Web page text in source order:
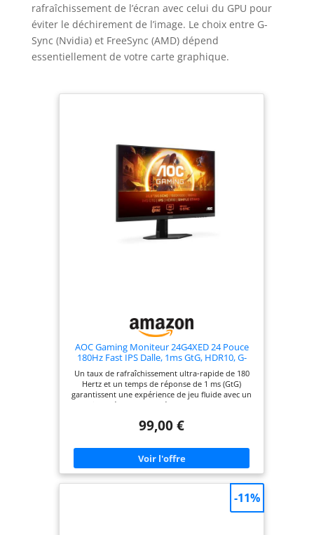
rafraîchissement de l’écran avec celui du GPU pour
éviter le déchirement de l’image. Le choix entre G-
Sync (Nvidia) et FreeSync (AMD) dépend
essentiellement de votre carte graphique.
AOC Gaming Moniteur 24G4XED 24 Pouce
180Hz Fast IPS Dalle, 1ms GtG, HDR10, G-
Sync Compatible, Haut-parleurs, (1920x1080
HDMI 2X 2.0 DP 1x 1.4) Noir
Un taux de rafraîchissement ultra-rapide de 180
Hertz et un temps de réponse de 1 ms (GtG)
garantissent une expérience de jeu fluide avec un
faible décalage d'entrée Basculez entre les
ou RTS, ou définissez et enregistrez vos propres
Low Blue Mode réduisent la fatigue oculaire tout
en augmentant le Confort visuel Panneau IPS
stable à angle de vision, écran mat, sortie casque,
compatible avec support VESA 100x100, support
connexions : 2x HDMI 2.0, 1x DisplayPort 1.4, 2x
99,00 €
-11%